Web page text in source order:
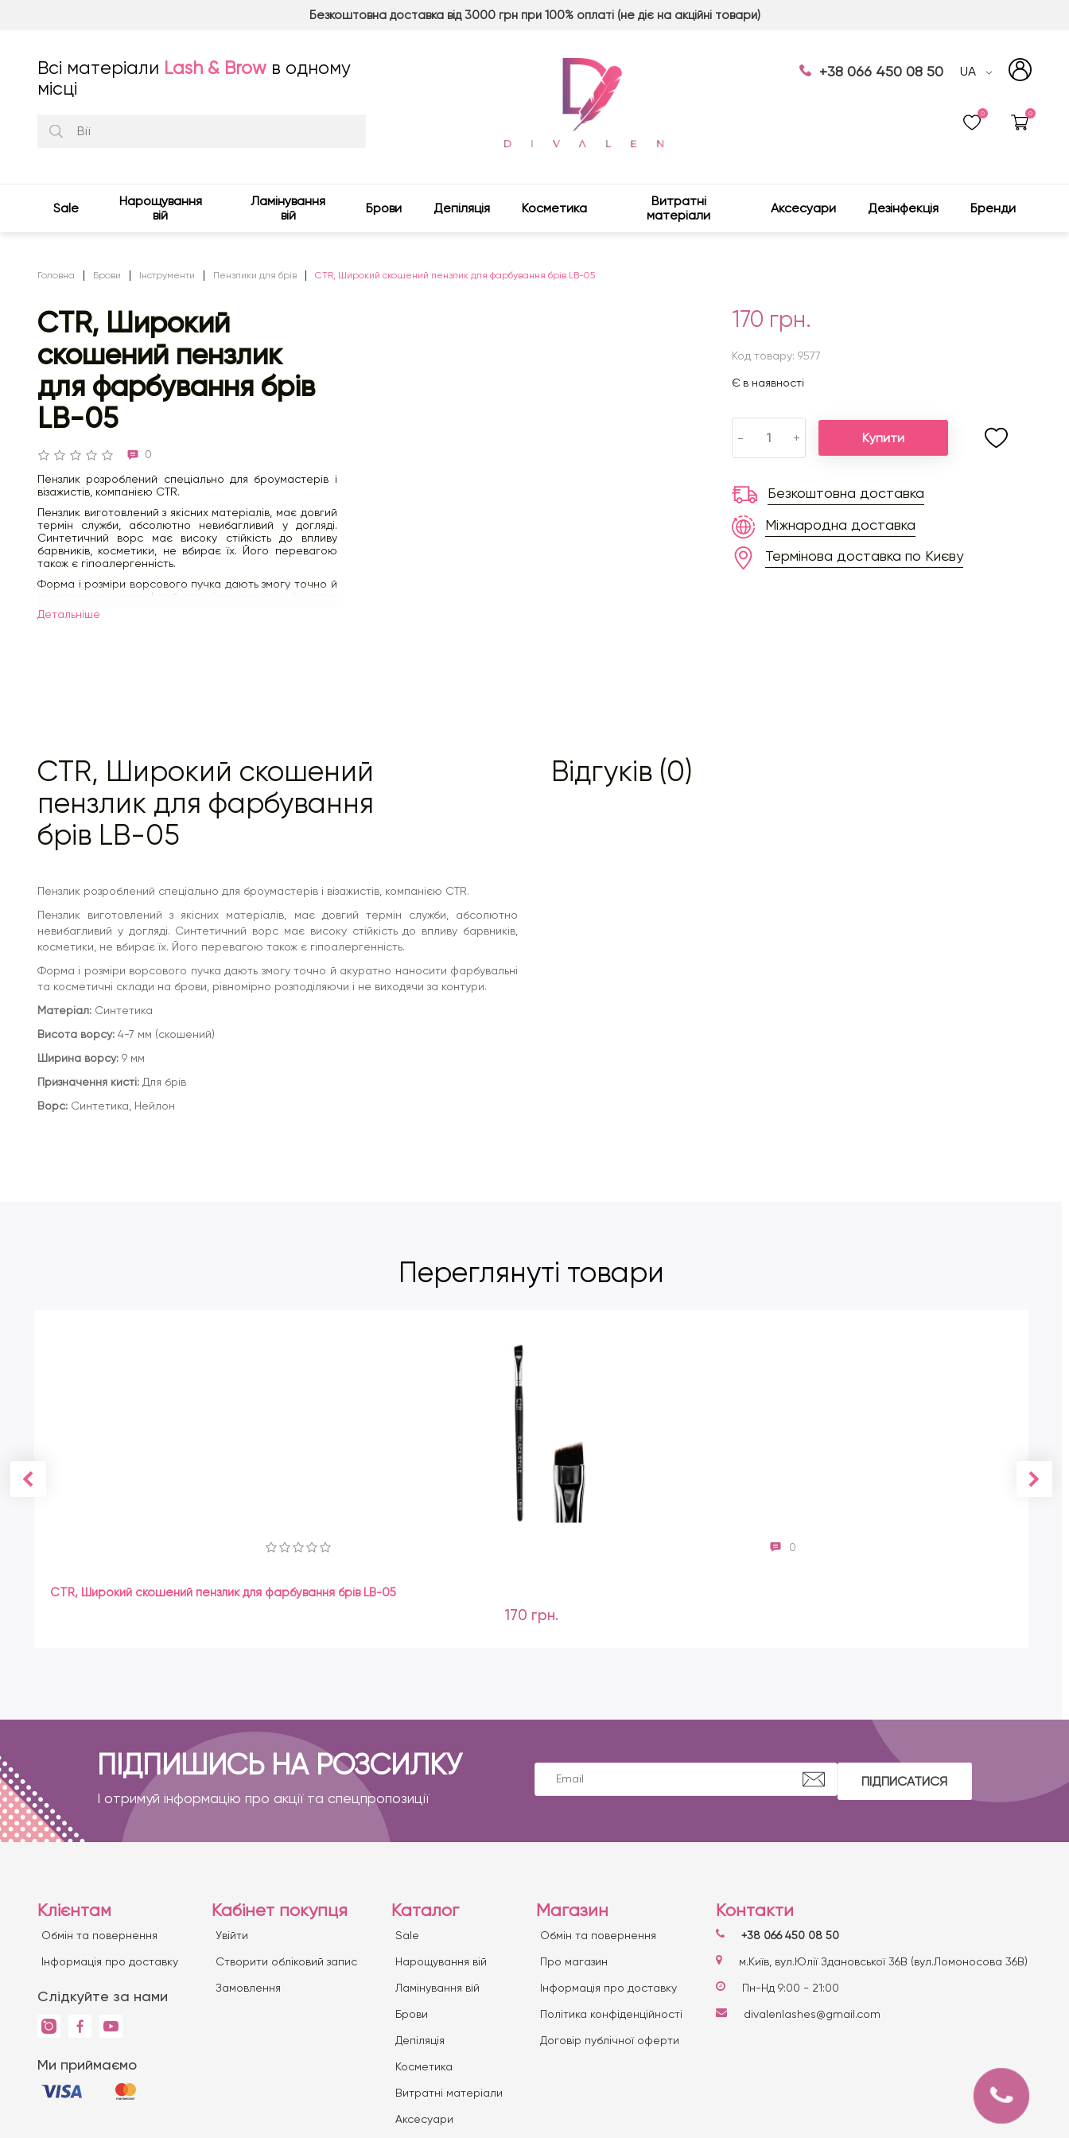
Безкоштовна доставка від 3000 грн при 100% оплаті (не діє на акційні товари)
Всі матеріали Lash & Brow в одному
місці
+38 066 450 08 50 UA
0 0
Sale
Нарощування
вій
Ламінування
вій
Брови Депіляція Косметика
Витратні
матеріали
Аксесуари Дезінфекція Бренди
Головна Брови Інструменти Пензлики для брів CTR, Широкий скошений пензлик для фарбування брів LB-05
CTR, Широкий
скошений пензлик
для фарбування брів
LB-05
0
Пензлик розроблений спеціально для броумастерів і
візажистів, компанією CTR.
Пензлик виготовлений з якісних матеріалів, має довгий
термін служби, абсолютно невибагливий у догляді.
Синтетичний ворс має високу стійкість до впливу
барвників, косметики, не вбирає їх. Його перевагою
також є гіпоалергенність.
Форма і розміри ворсового пучка дають змогу точно й
акуратно наносити фарбувальні та косметичні склади
на брови, рівномірно розподіляючи і не виходячи за
контури.
Детальнiше
170 грн.
Код товару: 9577
Є в наявності
- + Купити
Безкоштовна доставка
Міжнародна доставка
Термінова доставка по Києву
CTR, Широкий скошений
пензлик для фарбування
брів LB-05
Пензлик розроблений спеціально для броумастерів і візажистів, компанією CTR.
Пензлик виготовлений з якісних матеріалів, має довгий термін служби, абсолютно
невибагливий у догляді. Синтетичний ворс має високу стійкість до впливу барвників,
косметики, не вбирає їх. Його перевагою також є гіпоалергенність.
Форма і розміри ворсового пучка дають змогу точно й акуратно наносити фарбувальні
та косметичні склади на брови, рівномірно розподіляючи і не виходячи за контури.
Матеріал: Синтетика
Висота ворсу: 4-7 мм (скошений)
Ширина ворсу: 9 мм
Призначення кисті: Для брів
Ворс: Синтетика, Нейлон
Відгуків (0)
Переглянуті товари
0
CTR, Широкий скошений пензлик для фарбування брів LB-05
170 грн.
ПІДПИШИСЬ НА РОЗСИЛКУ
І отримуй інформацію про акції та спецпропозиції
ПІДПИСАТИСЯ
Клієнтам
Обмін та повернення
Iнформація про доставку
Слідкуйте за нами
Ми приймаємо
Кабінет покупця
Увійти
Створити обліковий запис
Замовлення
Каталог
Sale
Нарощування вій
Ламінування вій
Брови
Депіляція
Косметика
Витратні матеріали
Аксесуари
Магазин
Обмін та повернення
Про магазин
Iнформація про доставку
Політика конфіденційності
Договір публічної оферти
Контакти
+38 066 450 08 50
м.Київ, вул.Юлії Здановської 36В (вул.Ломоносова 36В)
Пн-Нд 9:00 - 21:00
divalenlashes@gmail.com